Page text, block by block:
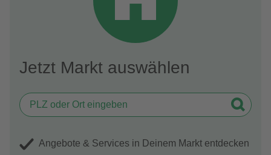
Jetzt Markt auswählen
Angebote & Services in Deinem Markt entdecken